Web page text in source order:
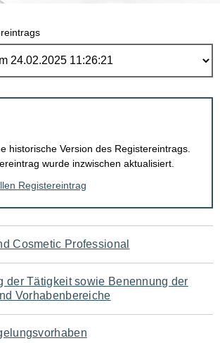
historische Version des Registereintrags.
wurde inzwischen aktualisiert.
Registereintrag
Cosmetic Professional
der Tätigkeit sowie Benennung der
Vorhabenbereiche